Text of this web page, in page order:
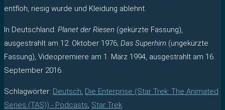
entfloh, riesig wurde und Kleidung ablehnt.
In Deutschland: Planet der Riesen (gekürzte Fassung),
ausgestrahlt am 12. Oktober 1976; Das Superhirn (ungekürzte
Fassung), Videopremiere am 1. März 1994, ausgestrahlt am 16.
September 2016.
Schlagwörter: Deutsch, Die Enterprise (Star Trek: The Animated
Series (TAS)) - Podcasts, Star Trek